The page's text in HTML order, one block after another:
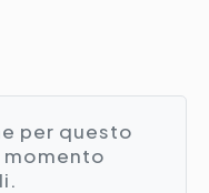
per questo
momento